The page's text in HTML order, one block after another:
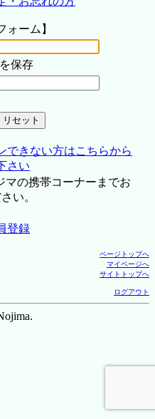
ォーム】
保存
できない方はこちらから
さい
の携帯コーナーまでお
い。
登録
ページトップへ
マイページへ
サイトトップへ
ログアウト